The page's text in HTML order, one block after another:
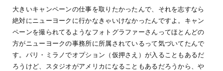
大きいキャンペーンの仕事を取りたかったんで、それを志すなら
絶対にニューヨークに行かなきゃいけなかったんですよ。キャン
ペーンを撮られてるようなフォトグラファーさんってほとんどの
方がニューヨークの事務所に所属されているって気づいてたんで
す。パリ・ミラノでオプション（仮押さえ）が入ることもあるだ
ろうけど、スタジオがアメリカになることもあるだろうから、や